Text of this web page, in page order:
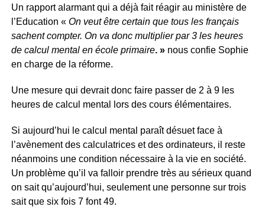
Un rapport alarmant qui a déjà fait réagir au ministère de
l’Education « On veut être certain que tous les français
sachent compter. On va donc multiplier par 3 les heures
de calcul mental en école primaire. »nous confie Sophie
en charge de la réforme.
Une mesure qui devrait donc faire passer de 2 à 9 les
heures de calcul mental lors des cours élémentaires.
Si aujourd’hui le calcul mental paraît désuet face à
l’avènement des calculatrices et des ordinateurs, il reste
néanmoins une condition nécessaire à la vie en société.
Un problème qu’il va falloir prendre très au sérieux quand
on sait qu’aujourd’hui, seulement une personne sur trois
sait que six fois 7 font 49.